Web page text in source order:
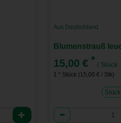
Aus Deutschland
15,00 €* / Stück
1 * Stück (15,00 € / Stk)
Stück
Anzahl